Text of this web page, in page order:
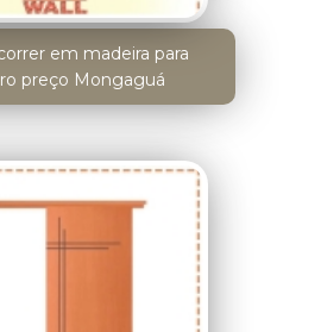
em madeira para
preço Mongaguá